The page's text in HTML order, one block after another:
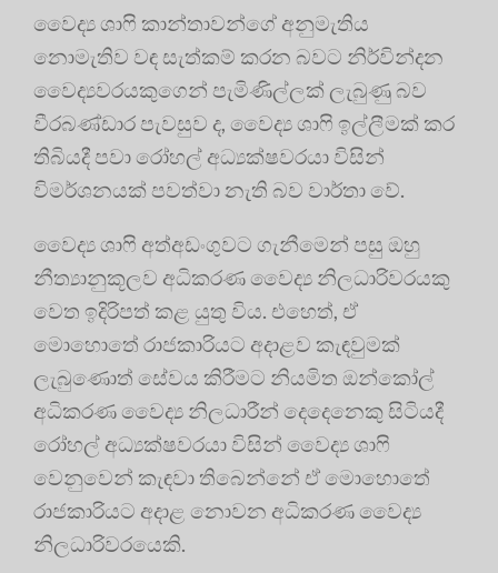
වෛද්‍ය ශාෆි කාන්තාවන්ගේ අනුමැතිය
නොමැතිව වඳ සැත්කම් කරන බවට නිර්වින්දන
වෛද්‍යවරයකුගෙන් පැමිණිල්ලක් ලැබුණු බව
වීරබණ්ඩාර පැවසුව ද, වෛද්‍ය ශාෆි ඉල්ලීමක් කර
තිබියදී පවා රෝහල් අධ්‍යක්ෂවරයා විසින්
විමර්ශනයක් පවත්වා නැති බව වාර්තා වේ.
වෛද්‍ය ශාෆි අත්අඩංගුවට ගැනීමෙන් පසු ඔහු
නීත්‍යානුකූලව අධිකරණ වෛද්‍ය නිලධාරිවරයකු
වෙත ඉදිරිපත් කළ යුතු විය. එහෙත්, ඒ
මොහොතේ රාජකාරියට අදාළව කැඳවුමක්
ලැබුණොත් සේවය කිරීමට නියමිත ඔන්කෝල්
අධිකරණ වෛද්‍ය නිලධාරීන් දෙදෙනෙකු සිටියදී
රෝහල් අධ්‍යක්ෂවරයා විසින් වෛද්‍ය ශාෆි
වෙනුවෙන් කැඳවා තිබෙන්නේ ඒ මොහොතේ
රාජකාරියට අදාළ නොවන අධිකරණ වෛද්‍ය
නිලධාරිවරයෙකි.